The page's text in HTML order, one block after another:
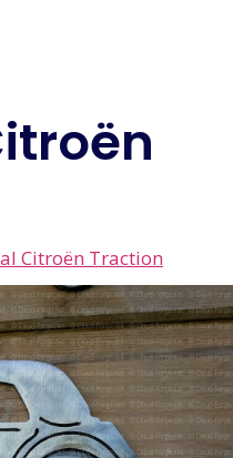
Citroën Traction